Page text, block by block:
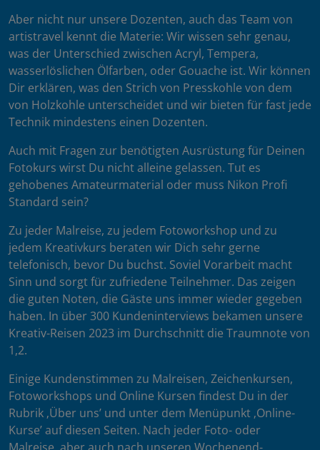
Aber nicht nur unsere Dozenten, auch das Team von
artistravel kennt die Materie: Wir wissen sehr genau,
was der Unterschied zwischen Acryl, Tempera,
wasserlöslichen Ölfarben, oder Gouache ist. Wir können
Dir erklären, was den Strich von Presskohle von dem
von Holzkohle unterscheidet und wir bieten für fast jede
Technik mindestens einen Dozenten.
Auch mit Fragen zur benötigten Ausrüstung für Deinen
Fotokurs wirst Du nicht alleine gelassen. Tut es
gehobenes Amateurmaterial oder muss Nikon Profi
Standard sein?
Zu jeder Malreise, zu jedem Fotoworkshop und zu
jedem Kreativkurs beraten wir Dich sehr gerne
telefonisch, bevor Du buchst. Soviel Vorarbeit macht
Sinn und sorgt für zufriedene Teilnehmer. Das zeigen
die guten Noten, die Gäste uns immer wieder gegeben
haben. In über 300 Kundeninterviews bekamen unsere
Kreativ-Reisen 2023 im Durchschnitt die Traumnote von
1,2.
Einige Kundenstimmen zu Malreisen, Zeichenkursen,
Fotoworkshops und Online Kursen findest Du in der
Rubrik ‚Über uns’ und unter dem Menüpunkt ‚Online-
Kurse’ auf diesen Seiten. Nach jeder Foto- oder